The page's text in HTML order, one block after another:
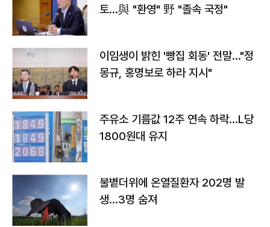
토…與 "환영" 野 "졸속 국정"
이임생이 밝힌 '빵집 회동' 전말…"정
몽규, 홍명보로 하라 지시"
주유소 기름값 12주 연속 하락…L당
1800원대 유지
불볕더위에 온열질환자 202명 발
생…3명 숨져